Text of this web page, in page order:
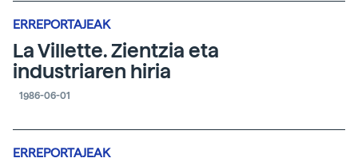
ERREPORTAJEAK
La Villette. Zientzia eta
industriaren hiria
1986-06-01
ERREPORTAJEAK